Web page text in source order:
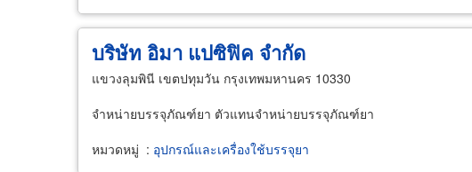
บริษัท อิมา แปซิฟิค จำกัด
แขวงลุมพินี เขตปทุมวัน กรุงเทพมหานคร 10330
จำหน่ายบรรจุภัณฑ์ยา ตัวแทนจำหน่ายบรรจุภัณฑ์ยา
หมวดหมู่ : อุปกรณ์และเครื่องใช้บรรจุยา